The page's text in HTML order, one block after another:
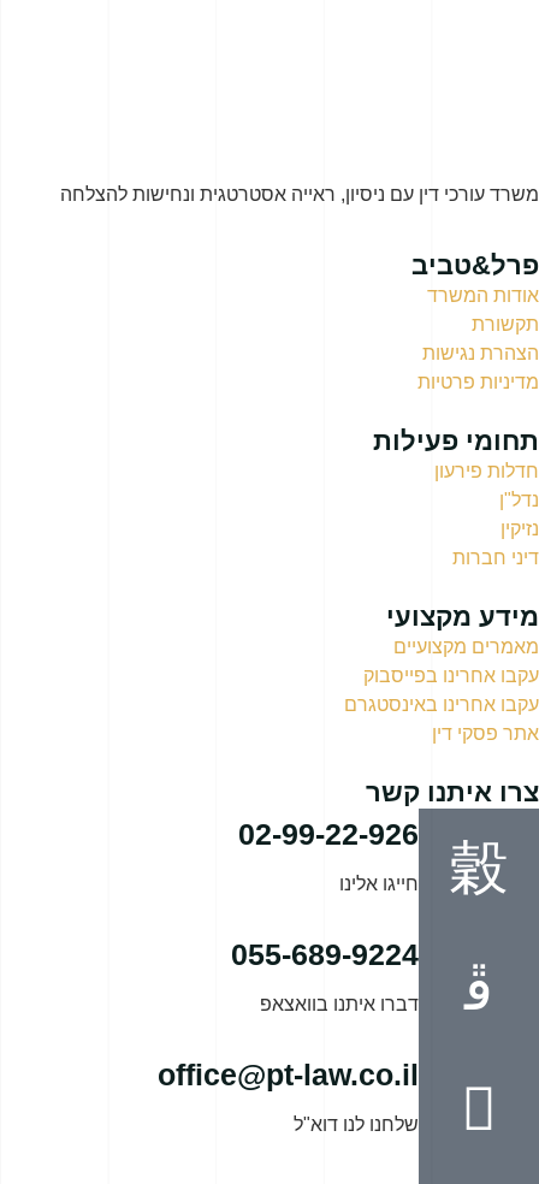
משרד עורכי דין עם ניסיון, ראייה אסטרטגית ונחישות להצלחה
פרל&טביב
אודות המשרד
תקשורת
הצהרת נגישות
מדיניות פרטיות
תחומי פעילות
חדלות פירעון
נדל"ן
נזיקין
דיני חברות
מידע מקצועי
מאמרים מקצועיים
עקבו אחרינו בפייסבוק
עקבו אחרינו באינסטגרם
אתר פסקי דין
צרו איתנו קשר
02-99-22-926
חייגו אלינו
055-689-9224
דברו איתנו בוואצאפ
office@pt-law.co.il
שלחנו לנו דוא"ל